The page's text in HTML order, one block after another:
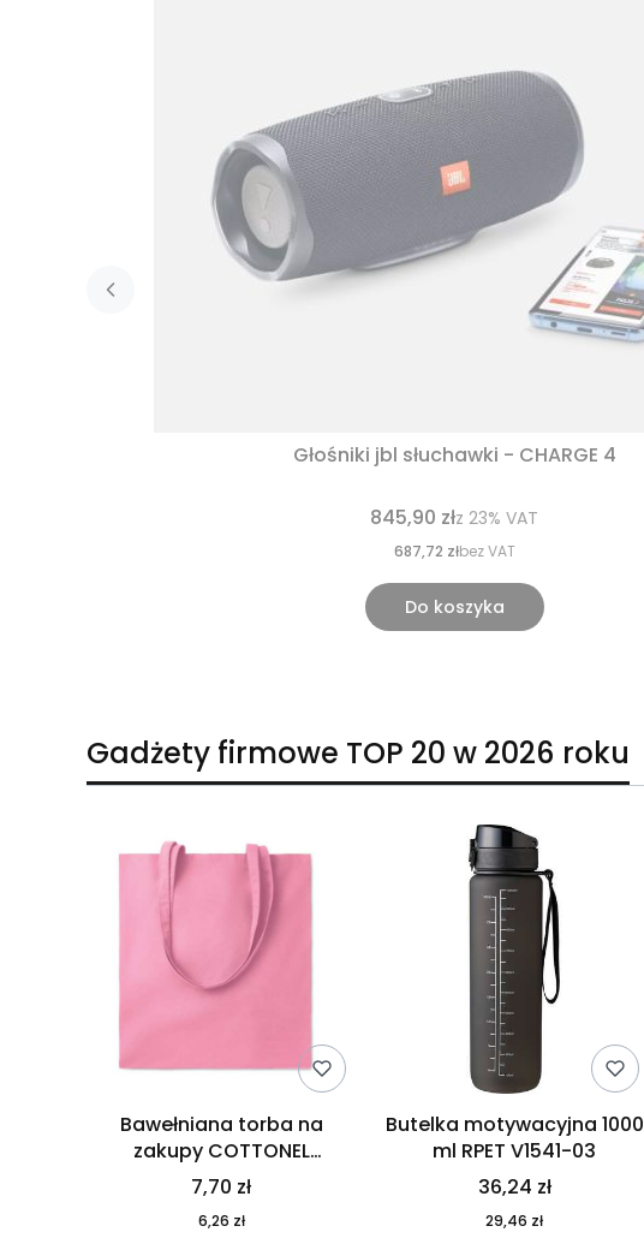
Głośniki jbl słuchawki - CHARGE 4
845,90 złz 23% VAT
687,72 złbez VAT
Do koszyka
Gadżety firmowe TOP 20 w 2026 roku
Bawełniana torba na
zakupy COTTONEL
COLOUR++ MO9846-11
7,70 zł
6,26 zł
Butelka motywacyjna 1000
ml RPET V1541-03
36,24 zł
29,46 zł